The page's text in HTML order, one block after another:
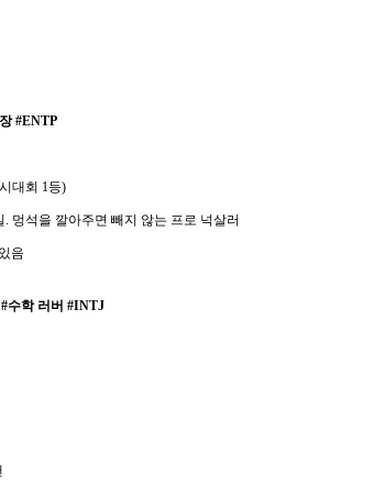
#ENTP
대회 1등)
멍석을 깔아주면 빼지 않는 프로 넉살러
음
수학 러버 #INTJ